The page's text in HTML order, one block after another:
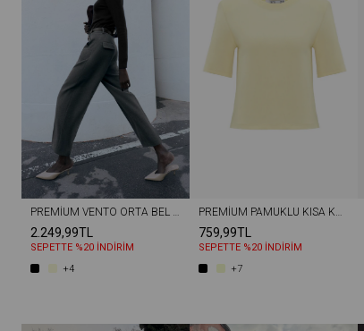
2.249,99TL
SEPETTE %20 İNDİRİM
+4
759,99TL
SEPETTE %20 İNDİRİM
+7